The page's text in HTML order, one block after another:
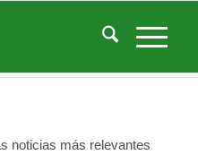
Actualidad
noticias más relevantes